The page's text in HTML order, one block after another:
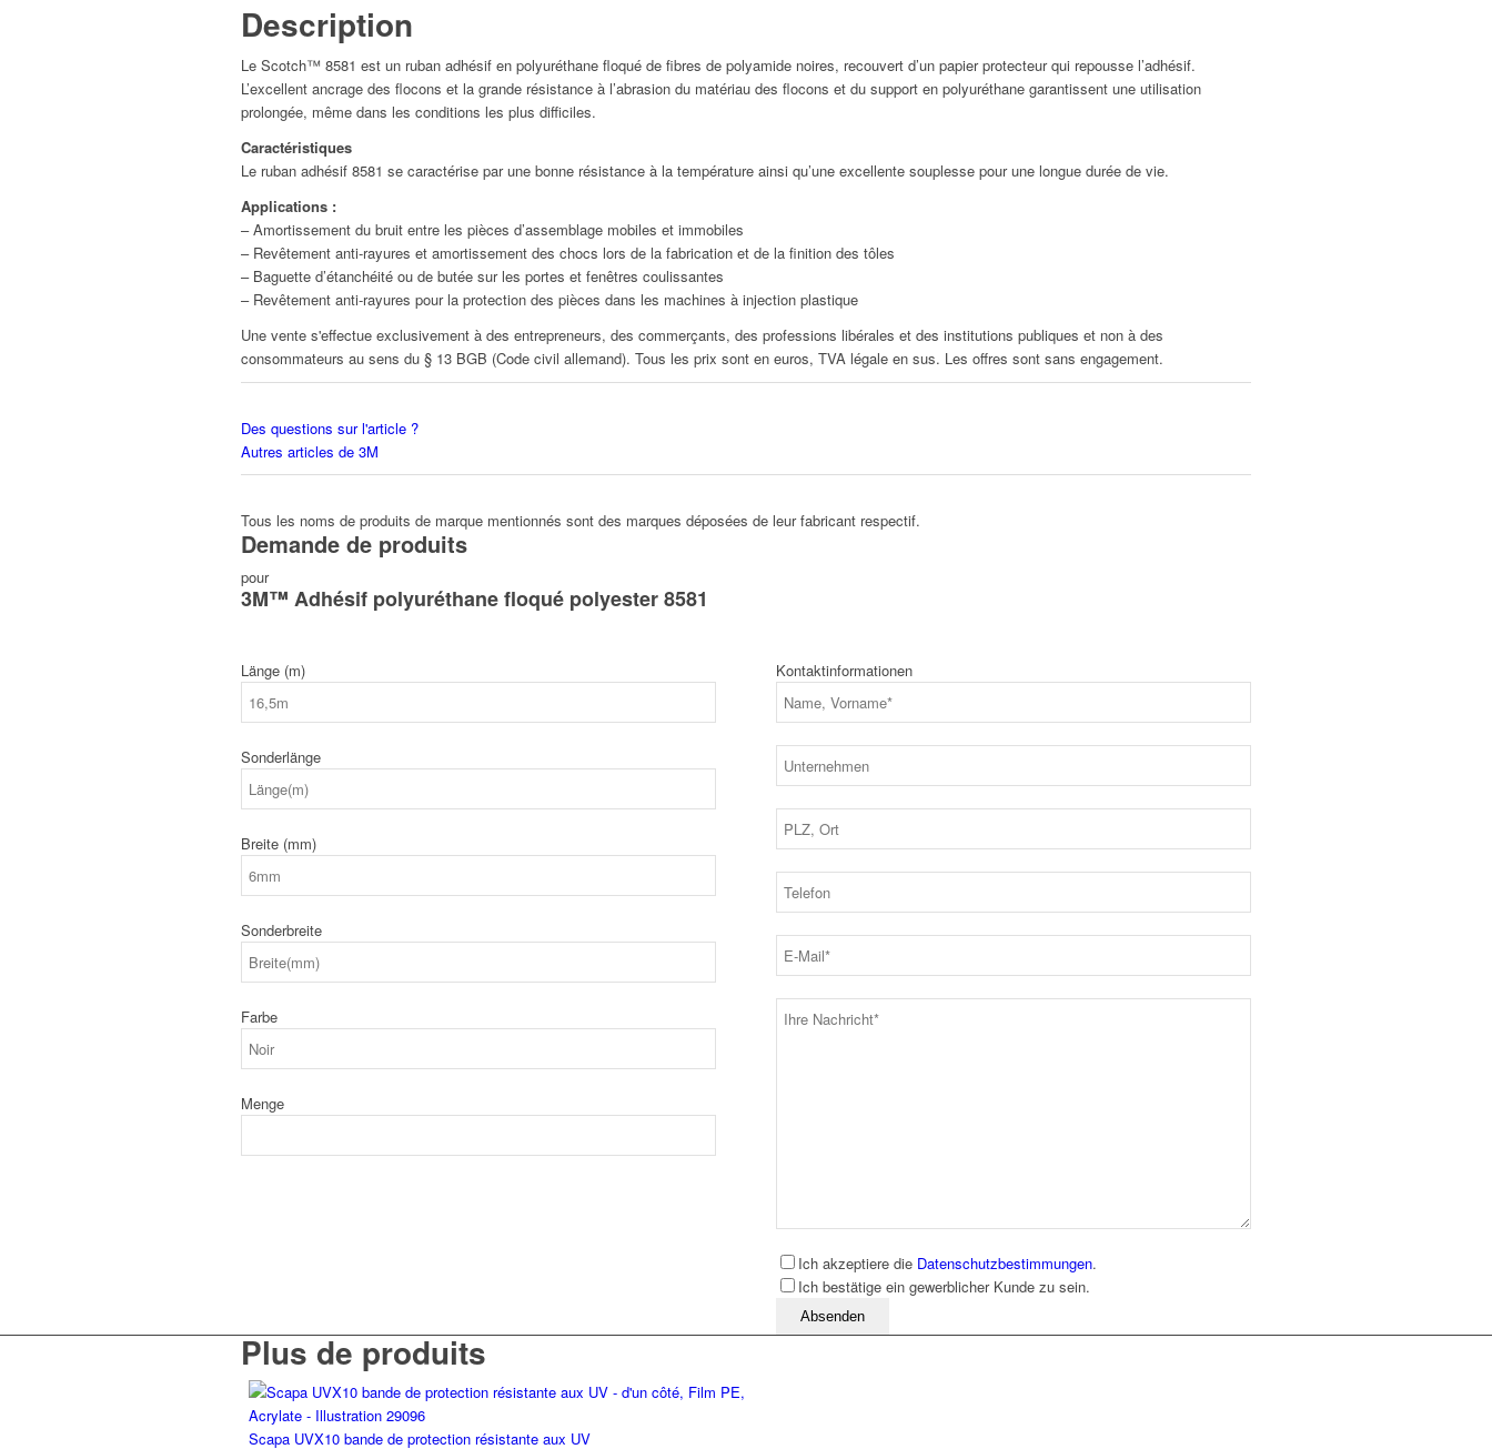
Description
Le Scotch™ 8581 est un ruban adhésif en polyuréthane floqué de fibres de polyamide noires, recouvert d’un papier protecteur qui repousse l’adhésif.
L’excellent ancrage des flocons et la grande résistance à l’abrasion du matériau des flocons et du support en polyuréthane garantissent une utilisation
prolongée, même dans les conditions les plus difficiles.
Caractéristiques
Le ruban adhésif 8581 se caractérise par une bonne résistance à la température ainsi qu’une excellente souplesse pour une longue durée de vie.
Applications :
– Amortissement du bruit entre les pièces d’assemblage mobiles et immobiles
– Revêtement anti-rayures et amortissement des chocs lors de la fabrication et de la finition des tôles
– Baguette d’étanchéité ou de butée sur les portes et fenêtres coulissantes
– Revêtement anti-rayures pour la protection des pièces dans les machines à injection plastique
Une vente s'effectue exclusivement à des entrepreneurs, des commerçants, des professions libérales et des institutions publiques et non à des
consommateurs au sens du § 13 BGB (Code civil allemand). Tous les prix sont en euros, TVA légale en sus. Les offres sont sans engagement.
Des questions sur l'article ?
Autres articles de 3M
Tous les noms de produits de marque mentionnés sont des marques déposées de leur fabricant respectif.
Demande de produits
pour
3M™ Adhésif polyuréthane floqué polyester 8581
Länge (m)
Sonderlänge
Breite (mm)
Sonderbreite
Farbe
Menge
Kontaktinformationen
Ich akzeptiere die Datenschutzbestimmungen.
Ich bestätige ein gewerblicher Kunde zu sein.
Bitte lassen Sie dieses Feld leer
Plus de produits
Scapa UVX10 bande de protection résistante aux UV